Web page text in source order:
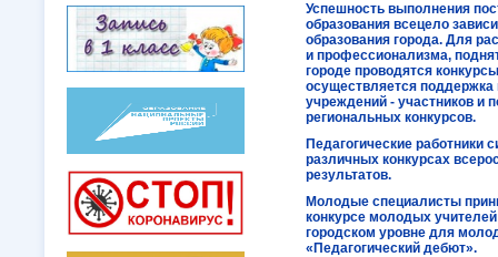
Успешность выполнения
образования всецело
образования города. Для
и профессионализма,
городе проводятся
осуществляется поддержка
учреждений - участников и
региональных конкурсов.
Педагогические работники
различных конкурсах
результатов.
Молодые специалисты
конкурсе молодых
городском уровне для
«Педагогический дебют».